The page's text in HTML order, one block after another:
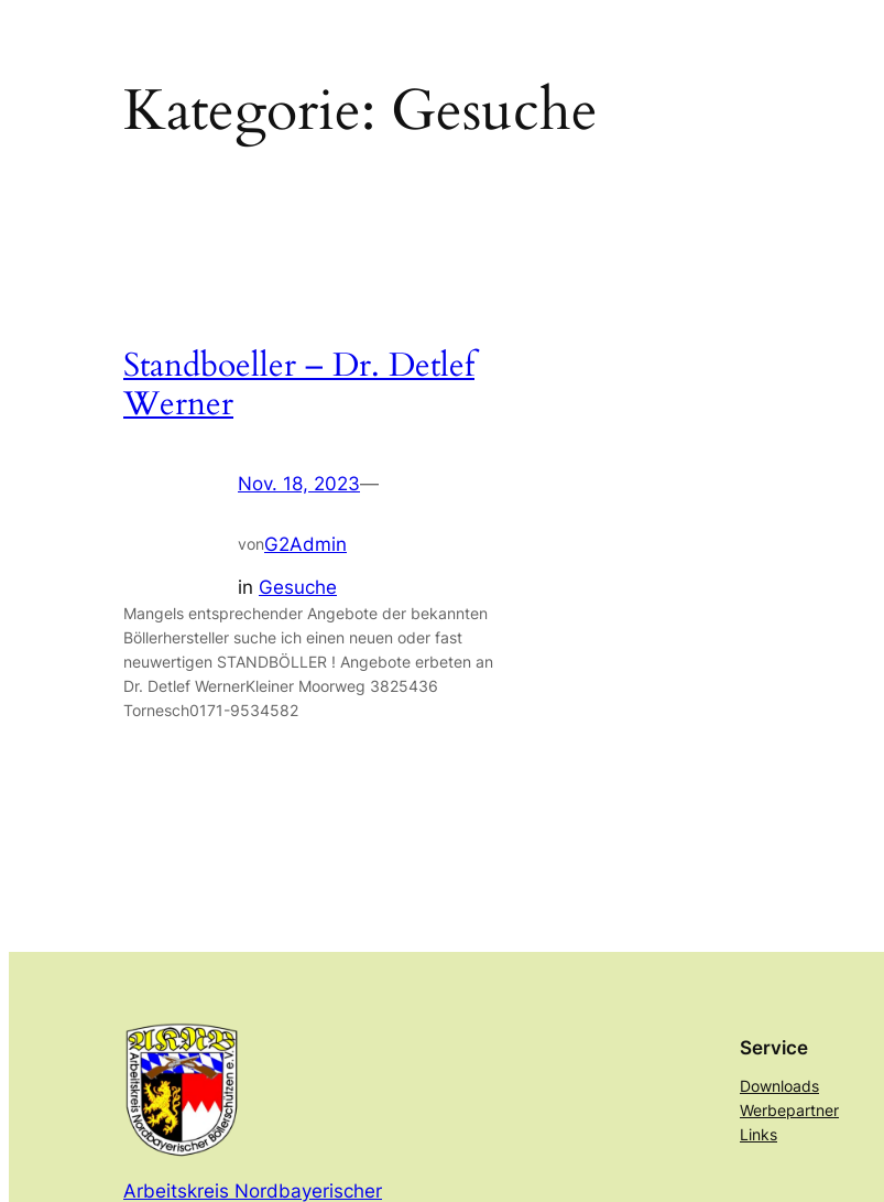
Kategorie: Gesuche
Standboeller – Dr. Detlef
Werner
Nov. 18, 2023—
vonG2Admin
in Gesuche
Mangels entsprechender Angebote der bekannten
Böllerhersteller suche ich einen neuen oder fast
neuwertigen STANDBÖLLER ! Angebote erbeten an
Dr. Detlef WernerKleiner Moorweg 3825436
Tornesch0171-9534582
Arbeitskreis Nordbayerischer
Service
Downloads
Werbepartner
Links